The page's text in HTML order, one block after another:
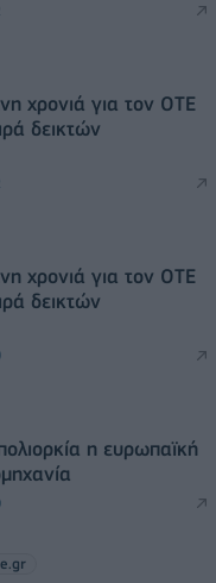
χρονιά για τον ΟΤΕ
δεικτών
χρονιά για τον ΟΤΕ
δεικτών
η ευρωπαϊκή